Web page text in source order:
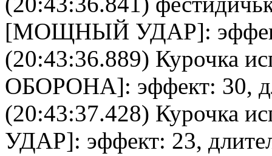
[МОЩНЫЙ УДАР]:
(20:43:36.889) Курочка
ОБОРОНА]: эффект: 30,
(20:43:37.428) Курочка
УДАР]: эффект: 23,